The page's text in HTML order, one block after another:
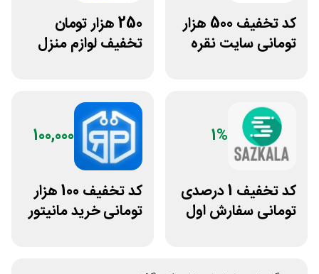
کد تخفیف 500 هزار
تومانی سایت نقره
250 هزار تومان
تخفیف لوازم منزل
1%
کد تخفیف 1 درصدی
تومانی سفارش اول
100,000
کد تخفیف 100 هزار
تومانی خرید مانیتور